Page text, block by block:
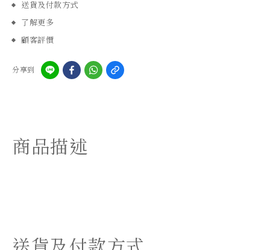
送貨及付款方式
了解更多
顧客評價
分享到
商品描述